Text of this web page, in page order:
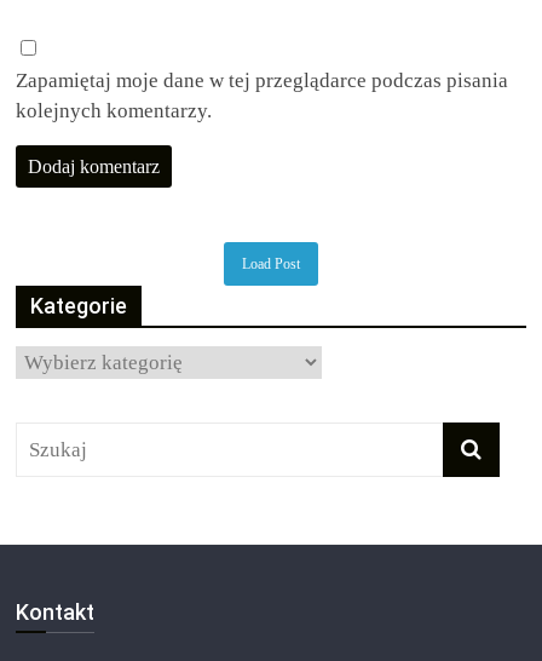
Zapamiętaj moje dane w tej przeglądarce podczas pisania
kolejnych komentarzy.
Load Post
Kategorie
Kategorie
Kontakt